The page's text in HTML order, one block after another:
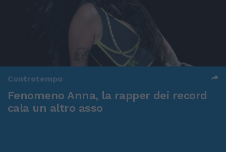
Controtempo
Fenomeno Anna, la rapper dei record
cala un altro asso